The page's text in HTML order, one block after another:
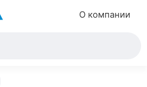
О компании